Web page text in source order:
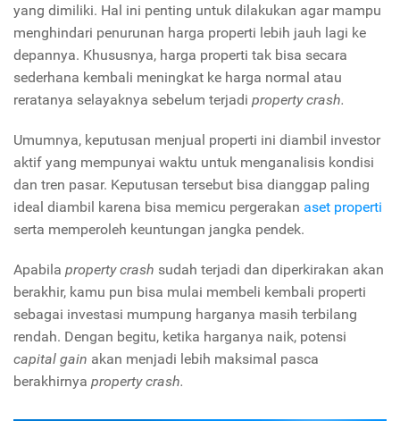
yang dimiliki. Hal ini penting untuk dilakukan agar mampu
menghindari penurunan harga properti lebih jauh lagi ke
depannya. Khususnya, harga properti tak bisa secara
sederhana kembali meningkat ke harga normal atau
reratanya selayaknya sebelum terjadi property crash.
Umumnya, keputusan menjual properti ini diambil investor
aktif yang mempunyai waktu untuk menganalisis kondisi
dan tren pasar. Keputusan tersebut bisa dianggap paling
ideal diambil karena bisa memicu pergerakan aset properti
serta memperoleh keuntungan jangka pendek.
Apabila property crash sudah terjadi dan diperkirakan akan
berakhir, kamu pun bisa mulai membeli kembali properti
sebagai investasi mumpung harganya masih terbilang
rendah. Dengan begitu, ketika harganya naik, potensi
capital gain akan menjadi lebih maksimal pasca
berakhirnya property crash.